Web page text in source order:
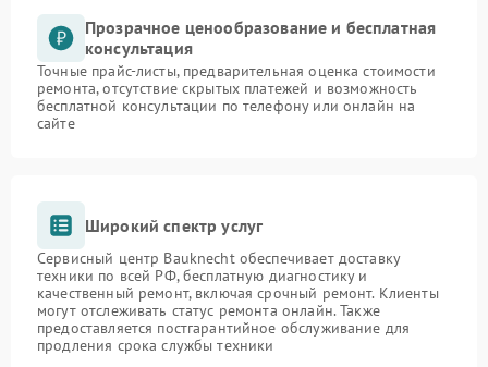
Прозрачное ценообразование и бесплатная
консультация
Точные прайс-листы, предварительная оценка стоимости
ремонта, отсутствие скрытых платежей и возможность
бесплатной консультации по телефону или онлайн на
сайте
Широкий спектр услуг
Сервисный центр Bauknecht обеспечивает доставку
техники по всей РФ, бесплатную диагностику и
качественный ремонт, включая срочный ремонт. Клиенты
могут отслеживать статус ремонта онлайн. Также
предоставляется постгарантийное обслуживание для
продления срока службы техники